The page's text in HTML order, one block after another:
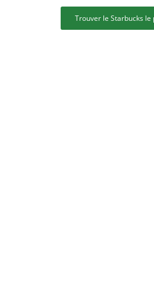
Trouver le Starbucks le